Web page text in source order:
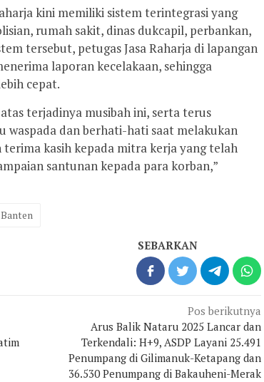
kini memiliki sistem terintegrasi yang
rumah sakit, dinas dukcapil, perbankan,
tersebut, petugas Jasa Raharja di lapangan
laporan kecelakaan, sehingga
cepat.
terjadinya musibah ini, serta terus
waspada dan berhati-hati saat melakukan
kasih kepada mitra kerja yang telah
santunan kepada para korban,”
Banten
SEBARKAN
Pos berikutnya
Arus Balik Nataru 2025 Lancar dan
Terkendali: H+9, ASDP Layani 25.491
Penumpang di Gilimanuk-Ketapang dan
36.530 Penumpang di Bakauheni-Merak